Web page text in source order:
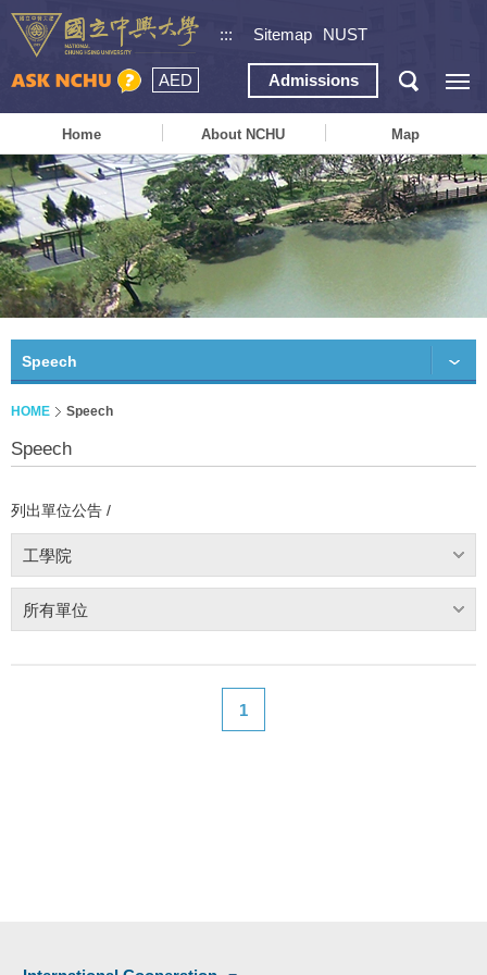
::: Sitemap NUST
AED Admissions
Home About NCHU Map
Speech
HOME Speech
Speech
列出單位公告 /
工學院
所有單位
1